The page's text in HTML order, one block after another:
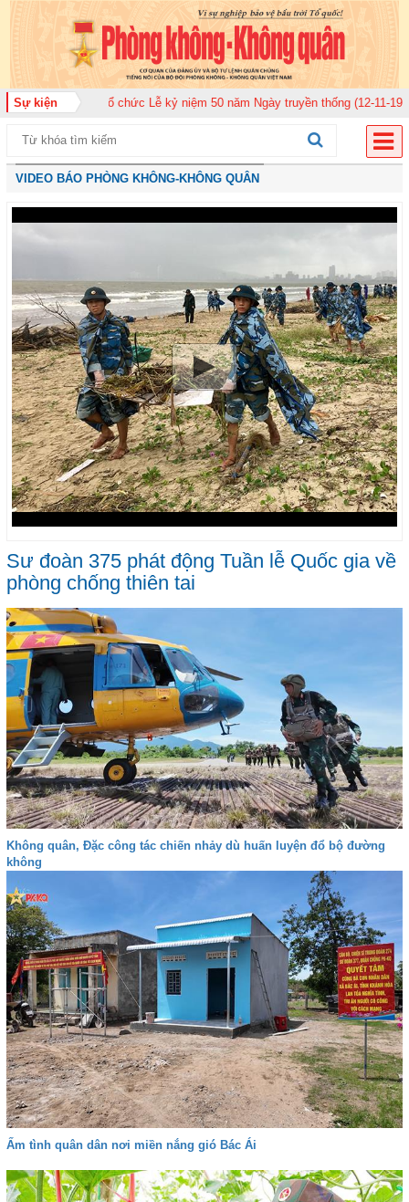
Sự kiện
920 tổ chức Lễ kỷ niệm 50 năm Ngày truyền thống (12-11-1975/12-11-
VIDEO BÁO PHÒNG KHÔNG-KHÔNG QUÂN
Sư đoàn 375 phát động Tuần lễ Quốc gia về
phòng chống thiên tai
Không quân, Đặc công tác chiến nhảy dù huấn luyện đổ bộ đường
không
Ấm tình quân dân nơi miền nắng gió Bác Ái